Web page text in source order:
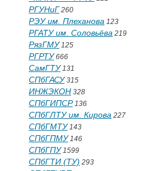
РГУНиГ 260
РЭУ им. Плеханова 123
РГАТУ им. Соловьёва 219
РязГМУ125
РГРТУ666
СамГТУ131
СПбГАСУ315
ИНЖЭКОН 328
СПбГИПСР136
СПбГЛТУ им. Кирова 227
СПбГМТУ143
СПбГПМУ146
СПбГПУ1599
СПбГТИ (ТУ) 293